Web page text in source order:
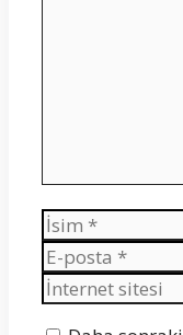
İsim
E-
posta
İnternet
sitesi